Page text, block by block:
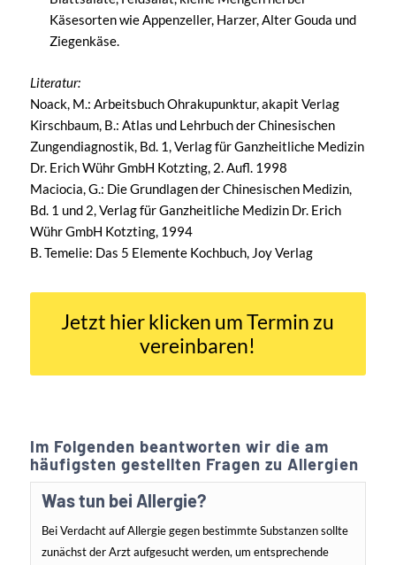
Käsesorten wie Appenzeller, Harzer, Alter Gouda und
Ziegenkäse.
Literatur:
Noack, M.: Arbeitsbuch Ohrakupunktur, akapit Verlag
Kirschbaum, B.: Atlas und Lehrbuch der Chinesischen
Zungendiagnostik, Bd. 1, Verlag für Ganzheitliche Medizin
Dr. Erich Wühr GmbH Kotzting, 2. Aufl. 1998
Maciocia, G.: Die Grundlagen der Chinesischen Medizin,
Bd. 1 und 2, Verlag für Ganzheitliche Medizin Dr. Erich
Wühr GmbH Kotzting, 1994
B. Temelie: Das 5 Elemente Kochbuch, Joy Verlag
Jetzt hier klicken um Termin zu
vereinbaren!
Im Folgenden beantworten wir die am
häufigsten gestellten Fragen zu Allergien
Was tun bei Allergie?
Bei Verdacht auf Allergie gegen bestimmte Substanzen sollte
zunächst der Arzt aufgesucht werden, um entsprechende